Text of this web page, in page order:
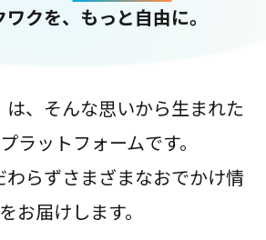
クを、もっと自由に。
は、そんな思いから生まれた
ラットフォームです。
わらずさまざまなおでかけ情
お届けします。